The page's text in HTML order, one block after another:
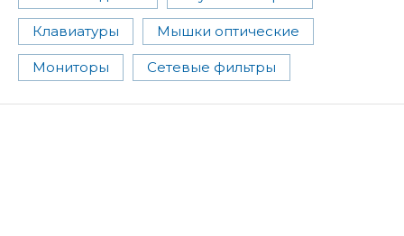
Клавиатуры Мышки оптические
Мониторы Сетевые фильтры